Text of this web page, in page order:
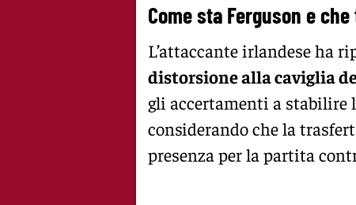
Come sta Ferguson e
L’attaccante irlandese ha
distorsione alla caviglia
gli accertamenti a stabilire
considerando che la
presenza per la partita